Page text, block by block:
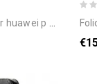
band vlinders en bloemen folio-